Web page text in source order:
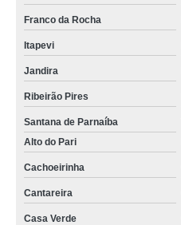
Franco da Rocha
Itapevi
Jandira
Ribeirão Pires
Santana de Parnaíba
Alto do Pari
Cachoeirinha
Cantareira
Casa Verde